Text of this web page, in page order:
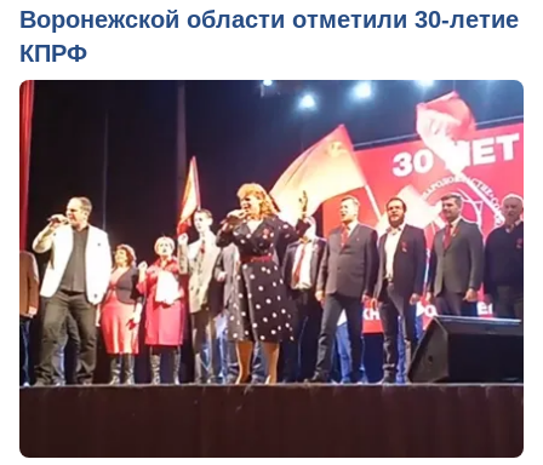
Воронежской области отметили 30-летие
КПРФ